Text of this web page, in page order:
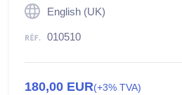
English (UK)
010510
180,00 EUR(+3% TVA)